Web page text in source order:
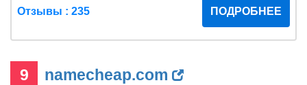
Отзывы : 235 ПОДРОБНЕЕ
9 namecheap.com